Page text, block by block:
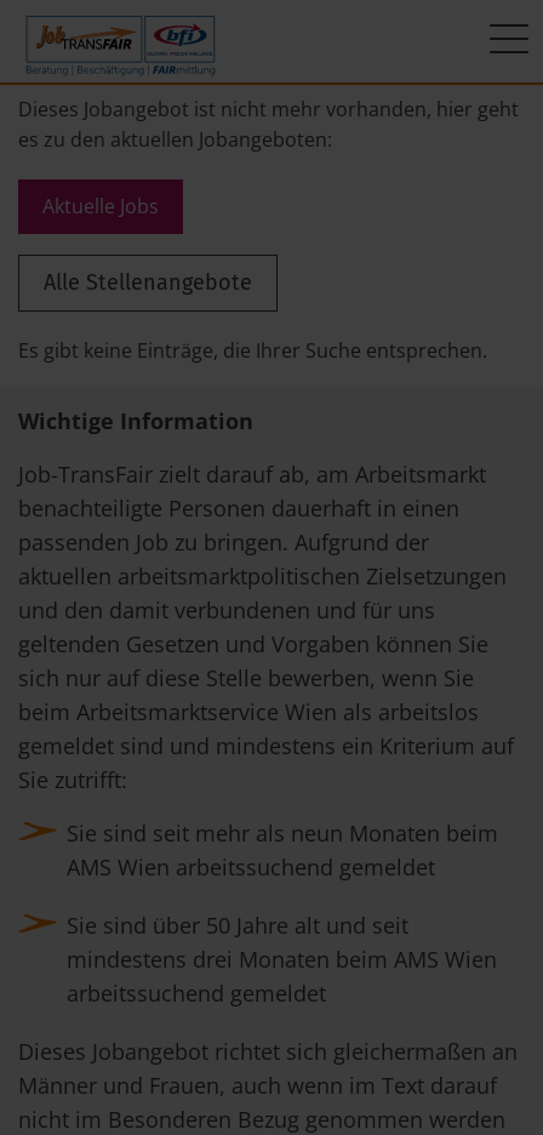
Dieses Jobangebot ist nicht mehr vorhanden, hier geht
es zu den aktuellen Jobangeboten:
Aktuelle Jobs
Alle Stellenangebote
Es gibt keine Einträge, die Ihrer Suche entsprechen.
Wichtige Information
Job-TransFair zielt darauf ab, am Arbeitsmarkt
benachteiligte Personen dauerhaft in einen
passenden Job zu bringen. Aufgrund der
aktuellen arbeitsmarktpolitischen Zielsetzungen
und den damit verbundenen und für uns
geltenden Gesetzen und Vorgaben können Sie
sich nur auf diese Stelle bewerben, wenn Sie
beim Arbeitsmarktservice Wien als arbeitslos
gemeldet sind und mindestens ein Kriterium auf
Sie zutrifft:
Sie sind seit mehr als neun Monaten beim
AMS Wien arbeitssuchend gemeldet
Sie sind über 50 Jahre alt und seit
mindestens drei Monaten beim AMS Wien
arbeitssuchend gemeldet
Dieses Jobangebot richtet sich gleichermaßen an
Männer und Frauen, auch wenn im Text darauf
nicht im Besonderen Bezug genommen werden
Mein Weg zum Job
Beschäftigung
FAIRmittlung
ÜBER UNS
KI-Manifest
Ergebnisse
Geschichte
News
Newsletter
Standorte
Interner Bereich
JobImpuls
Zeiterfassung